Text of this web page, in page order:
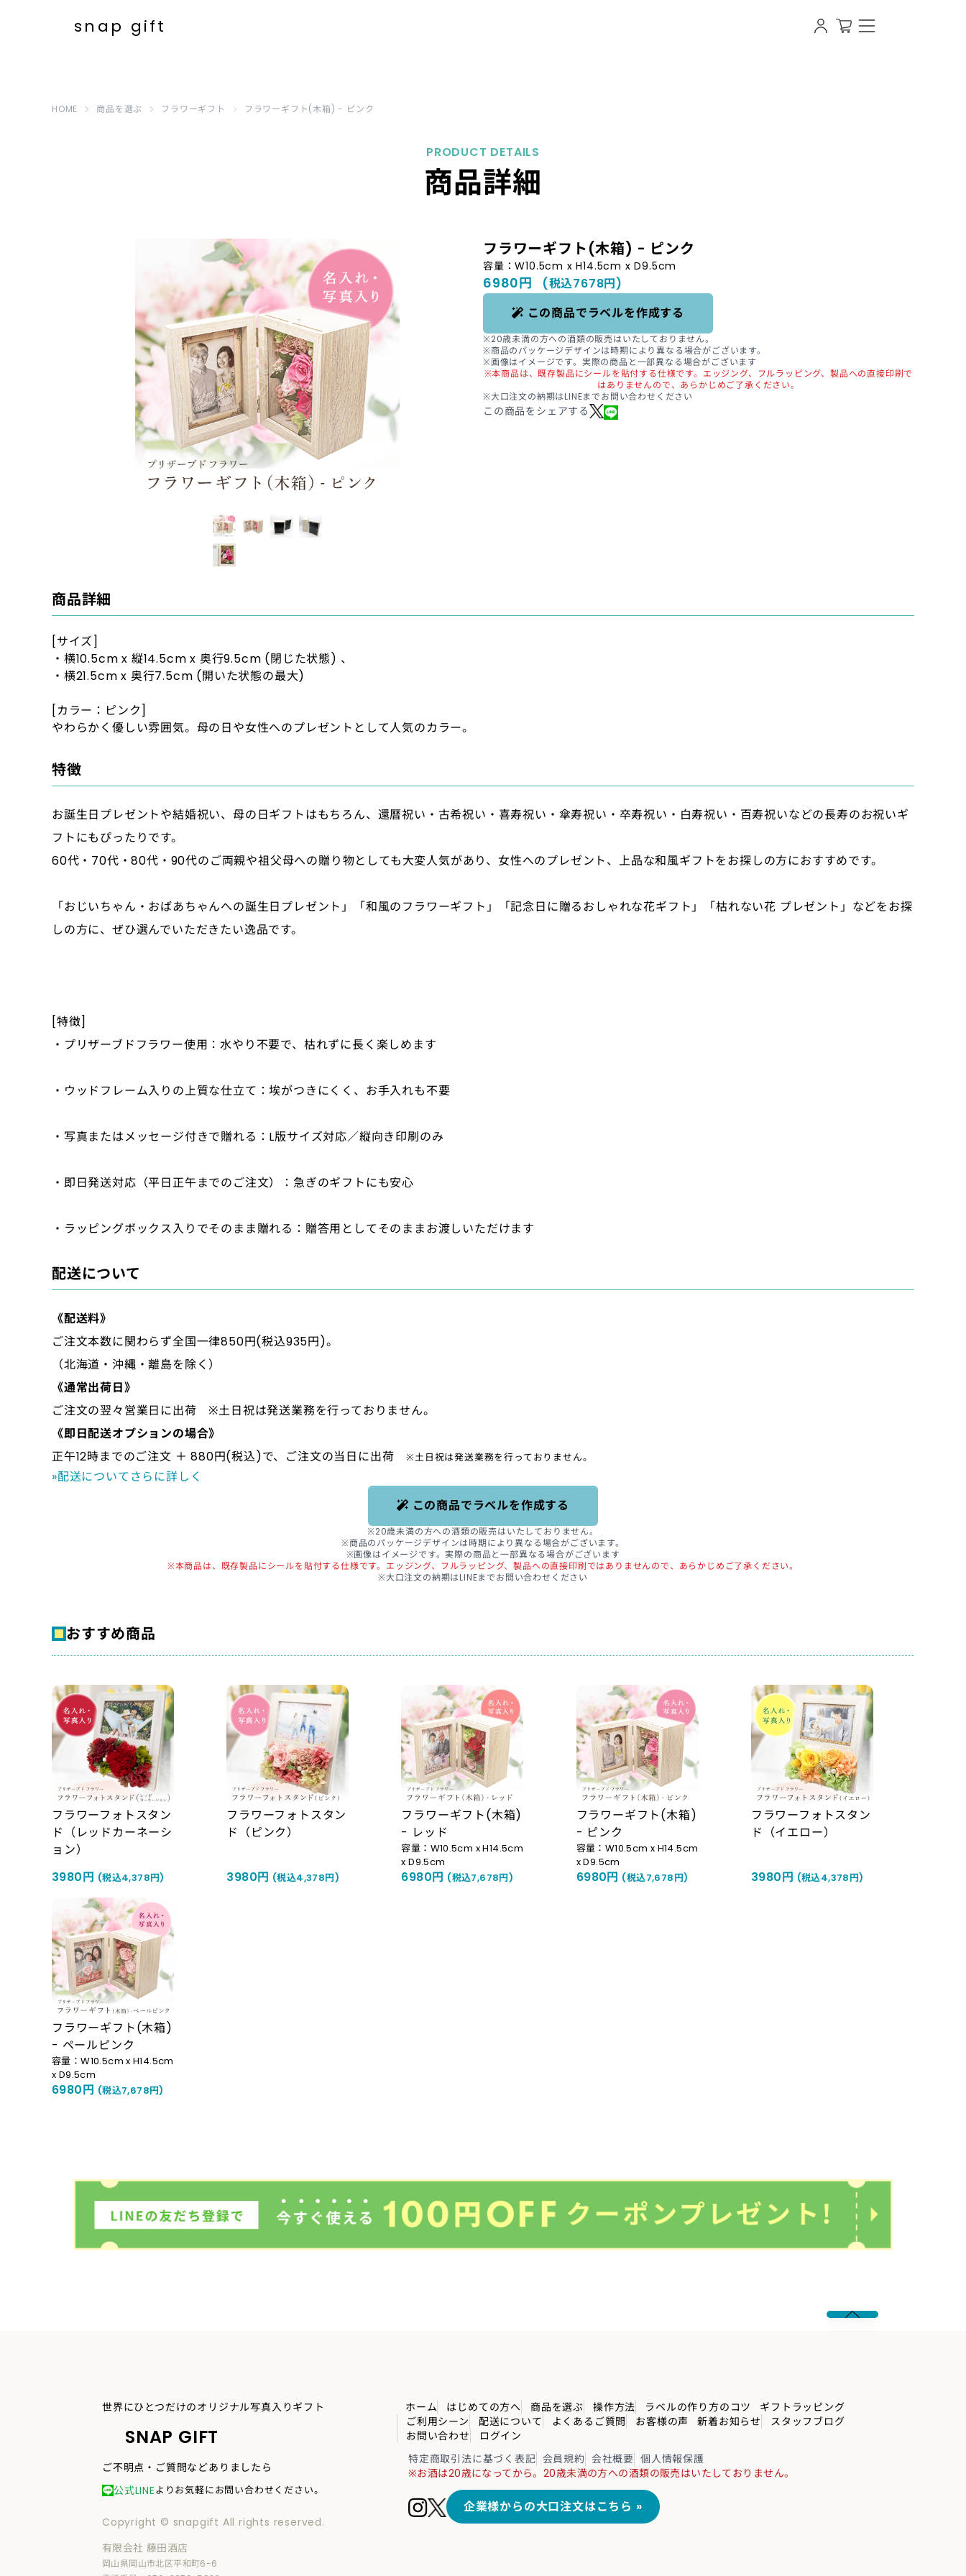
snap gift 写真入り フラワーギフト(木箱) - ピンク | 【1個〜即日発送OK】写真入りオリジナルラベルギフト・プレゼント専門店 スナップギフト
HOME 商品を選ぶ フラワーギフト フラワーギフト(木箱) - ピンク
PRODUCT DETAILS
商品詳細
フラワーギフト(木箱) - ピンク
容量：W10.5cm x H14.5cm x D9.5cm
6980円
(税込7678円)
この商品でラベルを作成する
※20歳未満の方への酒類の販売はいたしておりません。
※商品のパッケージデザインは時期により異なる場合がございます。
※画像はイメージです。実際の商品と一部異なる場合がございます
※本商品は、既存製品にシールを貼付する仕様です。エッジング、フルラッピング、製品への直接印刷で
はありませんので、あらかじめご了承ください。
※大口注文の納期はLINEまでお問い合わせください
この商品をシェアする
商品詳細
[サイズ]
・横10.5cm x 縦14.5cm x 奥行9.5cm (閉じた状態) 、
・横21.5cm x 奥行7.5cm (開いた状態の最大)
[カラー：ピンク]
やわらかく優しい雰囲気。母の日や女性へのプレゼントとして人気のカラー。
特徴
お誕生日プレゼントや結婚祝い、母の日ギフトはもちろん、還暦祝い・古希祝い・喜寿祝い・傘寿祝い・卒寿祝い・白寿祝い・百寿祝いなどの長寿のお祝いギ
フトにもぴったりです。
60代・70代・80代・90代のご両親や祖父母への贈り物としても大変人気があり、女性へのプレゼント、上品な和風ギフトをお探しの方におすすめです。
「おじいちゃん・おばあちゃんへの誕生日プレゼント」「和風のフラワーギフト」「記念日に贈るおしゃれな花ギフト」「枯れない花 プレゼント」などをお探
しの方に、ぜひ選んでいただきたい逸品です。
[特徴]
・プリザーブドフラワー使用：水やり不要で、枯れずに長く楽しめます
・ウッドフレーム入りの上質な仕立て：埃がつきにくく、お手入れも不要
・写真またはメッセージ付きで贈れる：L版サイズ対応／縦向き印刷のみ
・即日発送対応（平日正午までのご注文）：急ぎのギフトにも安心
・ラッピングボックス入りでそのまま贈れる：贈答用としてそのままお渡しいただけます
配送について
《配送料》
ご注文本数に関わらず全国一律850円(税込935円)。
（北海道・沖縄・離島を除く）
《通常出荷日》
ご注文の翌々営業日に出荷 ※土日祝は発送業務を行っておりません。
《即日配送オプションの場合》
正午12時までのご注文 ＋ 880円(税込)で、ご注文の当日に出荷※土日祝は発送業務を行っておりません。
»配送についてさらに詳しく
この商品でラベルを作成する
※20歳未満の方への酒類の販売はいたしておりません。
※商品のパッケージデザインは時期により異なる場合がございます。
※画像はイメージです。実際の商品と一部異なる場合がございます
※本商品は、既存製品にシールを貼付する仕様です。エッジング、フルラッピング、製品への直接印刷ではありませんので、あらかじめご了承ください。
※大口注文の納期はLINEまでお問い合わせください
おすすめ商品
フラワーフォトスタン
ド（レッドカーネーシ
ョン）
3980円 (税込4,378円)
フラワーフォトスタン
ド（ピンク）
3980円 (税込4,378円)
フラワーギフト(木箱)
- レッド
容量：W10.5cm x H14.5cm
x D9.5cm
6980円 (税込7,678円)
フラワーギフト(木箱)
- ピンク
容量：W10.5cm x H14.5cm
x D9.5cm
6980円 (税込7,678円)
フラワーフォトスタン
ド（イエロー）
3980円 (税込4,378円)
フラワーギフト(木箱)
- ペールピンク
容量：W10.5cm x H14.5cm
x D9.5cm
6980円 (税込7,678円)
世界にひとつだけのオリジナル写真入りギフト
SNAP GIFT
ご不明点・ご質問などありましたら
公式LINEよりお気軽にお問い合わせください。
Copyright © snapgift All rights reserved.
有限会社 藤田酒店
岡山県岡山市北区平和町6-6
ホーム はじめての方へ 商品を選ぶ 操作方法 ラベルの作り方のコツ
ギフトラッピング
ご利用シーン
配送について よくあるご質問 お客様の声 新着お知らせ
スタッフブログ
お問い合わせ
ログイン
特定商取引法に基づく表記 会員規約 会社概要 個人情報保護
※お酒は20歳になってから。 20歳未満の方への酒類の販売はいたしておりません。
企業様からの大口注文はこちら »